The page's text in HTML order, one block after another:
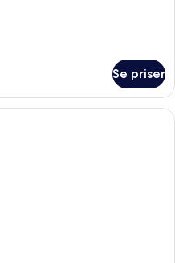
Se priser
En balkong med möbler i rotting,